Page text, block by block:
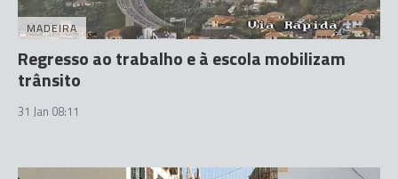
MADEIRA
Regresso ao trabalho e à escola mobilizam
trânsito
31 Jan 08:11